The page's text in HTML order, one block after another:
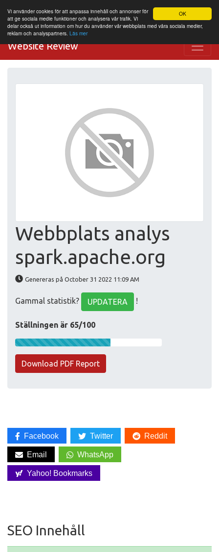
OK
Vi använder cookies för att anpassa innehåll och annonser för
att ge sociala medie funktioner och analysera vår trafik. Vi
delar också ut information om hur du använder vår webbplats med våra sociala medier,
reklam och analyspartners. Läs mer
Website Review
Webbplats analys
spark.apache.org
Genereras på October 31 2022 11:09 AM
Gammal statistik? UPDATERA !
Ställningen är 65/100
Download PDF Report
Facebook Twitter Reddit
Email WhatsApp
Yahoo! Bookmarks
SEO Innehåll